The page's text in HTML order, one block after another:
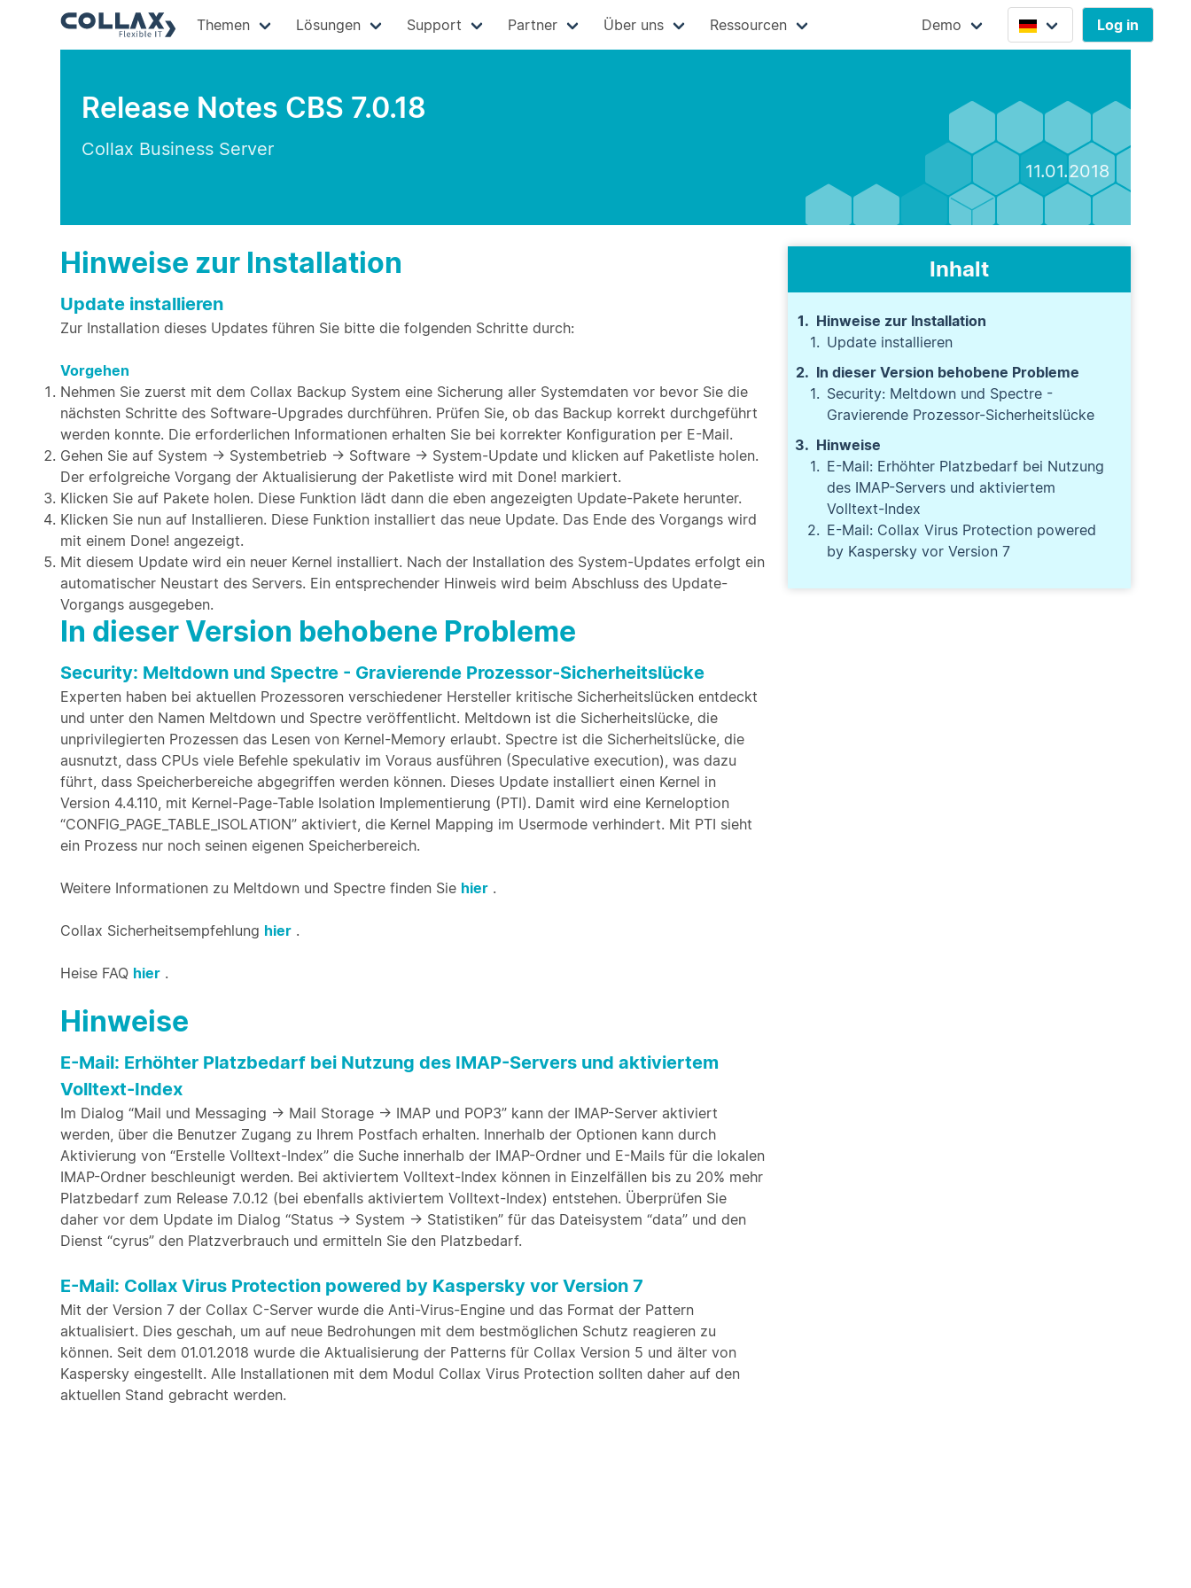
Themen Lösungen Support Partner Über uns Ressourcen Demo Log in
Release Notes CBS 7.0.18
Collax Business Server
11.01.2018
Hinweise zur Installation
Update installieren
Zur Installation dieses Updates führen Sie bitte die folgenden Schritte durch:
Vorgehen
Nehmen Sie zuerst mit dem Collax Backup System eine Sicherung aller Systemdaten vor bevor Sie die
nächsten Schritte des Software-Upgrades durchführen. Prüfen Sie, ob das Backup korrekt durchgeführt
werden konnte. Die erforderlichen Informationen erhalten Sie bei korrekter Konfiguration per E-Mail.
Gehen Sie auf System → Systembetrieb → Software → System-Update und klicken auf Paketliste holen.
Der erfolgreiche Vorgang der Aktualisierung der Paketliste wird mit Done! markiert.
Klicken Sie auf Pakete holen. Diese Funktion lädt dann die eben angezeigten Update-Pakete herunter.
Klicken Sie nun auf Installieren. Diese Funktion installiert das neue Update. Das Ende des Vorgangs wird
mit einem Done! angezeigt.
Mit diesem Update wird ein neuer Kernel installiert. Nach der Installation des System-Updates erfolgt ein
automatischer Neustart des Servers. Ein entsprechender Hinweis wird beim Abschluss des Update-
Vorgangs ausgegeben.
In dieser Version behobene Probleme
Security: Meltdown und Spectre - Gravierende Prozessor-Sicherheitslücke
Experten haben bei aktuellen Prozessoren verschiedener Hersteller kritische Sicherheitslücken entdeckt
und unter den Namen Meltdown und Spectre veröffentlicht. Meltdown ist die Sicherheitslücke, die
unprivilegierten Prozessen das Lesen von Kernel-Memory erlaubt. Spectre ist die Sicherheitslücke, die
ausnutzt, dass CPUs viele Befehle spekulativ im Voraus ausführen (Speculative execution), was dazu
führt, dass Speicherbereiche abgegriffen werden können. Dieses Update installiert einen Kernel in
Version 4.4.110, mit Kernel-Page-Table Isolation Implementierung (PTI). Damit wird eine Kerneloption
“CONFIG_PAGE_TABLE_ISOLATION” aktiviert, die Kernel Mapping im Usermode verhindert. Mit PTI sieht
ein Prozess nur noch seinen eigenen Speicherbereich.
Weitere Informationen zu Meltdown und Spectre finden Sie hier .
Collax Sicherheitsempfehlung hier .
Heise FAQ hier .
Hinweise
E-Mail: Erhöhter Platzbedarf bei Nutzung des IMAP-Servers und aktiviertem
Volltext-Index
Im Dialog “Mail und Messaging -> Mail Storage -> IMAP und POP3” kann der IMAP-Server aktiviert
werden, über die Benutzer Zugang zu Ihrem Postfach erhalten. Innerhalb der Optionen kann durch
Aktivierung von “Erstelle Volltext-Index” die Suche innerhalb der IMAP-Ordner und E-Mails für die lokalen
IMAP-Ordner beschleunigt werden. Bei aktiviertem Volltext-Index können in Einzelfällen bis zu 20% mehr
Platzbedarf zum Release 7.0.12 (bei ebenfalls aktiviertem Volltext-Index) entstehen. Überprüfen Sie
daher vor dem Update im Dialog “Status -> System -> Statistiken” für das Dateisystem “data” und den
Dienst “cyrus” den Platzverbrauch und ermitteln Sie den Platzbedarf.
E-Mail: Collax Virus Protection powered by Kaspersky vor Version 7
Mit der Version 7 der Collax C-Server wurde die Anti-Virus-Engine und das Format der Pattern
aktualisiert. Dies geschah, um auf neue Bedrohungen mit dem bestmöglichen Schutz reagieren zu
können. Seit dem 01.01.2018 wurde die Aktualisierung der Patterns für Collax Version 5 und älter von
Kaspersky eingestellt. Alle Installationen mit dem Modul Collax Virus Protection sollten daher auf den
aktuellen Stand gebracht werden.
Inhalt
Hinweise zur Installation
Update installieren
In dieser Version behobene Probleme
Security: Meltdown und Spectre -
Gravierende Prozessor-Sicherheitslücke
Hinweise
E-Mail: Erhöhter Platzbedarf bei Nutzung
des IMAP-Servers und aktiviertem
Volltext-Index
E-Mail: Collax Virus Protection powered
by Kaspersky vor Version 7